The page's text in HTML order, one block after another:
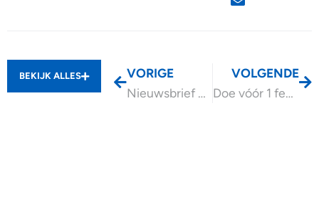
BEKIJK ALLES
VORIGE
Nieuwsbrief december 2024
VOLGENDE
Doe vóór 1 februari 2025 uw opgaaf UBD 2024